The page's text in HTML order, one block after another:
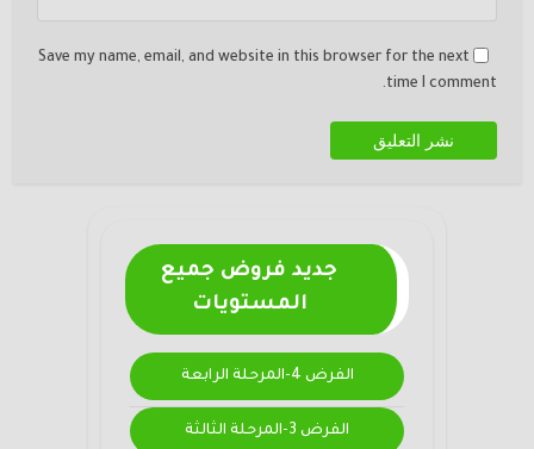
Save my name, email, and website in this browser for the next
time I comment.
جديد فروض جميع
المستويات
الفرض 4-المرحلة الرابعة
الفرض 3-المرحلة الثالثة